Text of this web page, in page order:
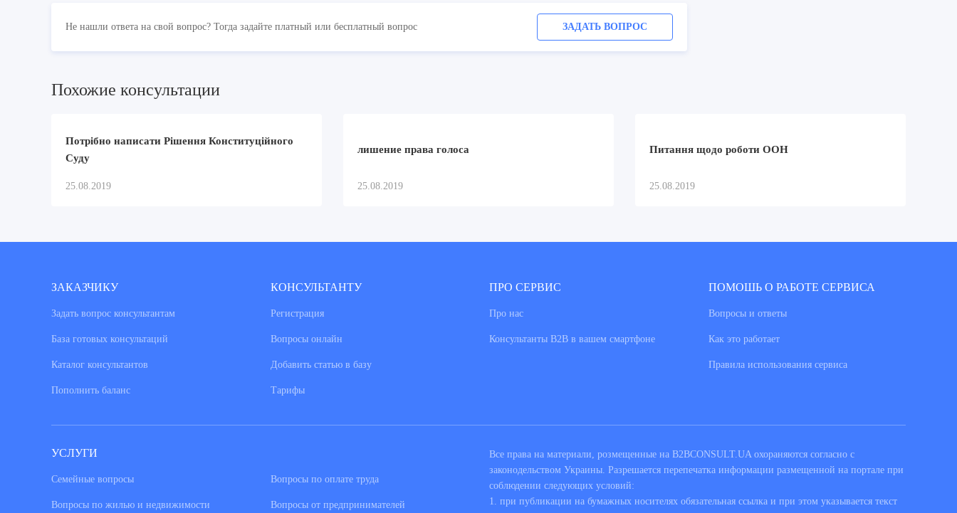
Не нашли ответа на свой вопрос? Тогда задайте платный или бесплатный вопрос ЗАДАТЬ ВОПРОС
Похожие консультации
Потрібно написати Рішення Конституційного
Суду
25.08.2019
лишение права голоса
25.08.2019
Питання щодо роботи ООН
25.08.2019
ЗАКАЗЧИКУ
Задать вопрос консультантам
База готовых консультаций
Каталог консультантов
Пополнить баланс
КОНСУЛЬТАНТУ
Регистрация
Вопросы онлайн
Добавить статью в базу
Тарифы
ПРО СЕРВИС
Про нас
Консультанты В2В в вашем смартфоне
ПОМОШЬ О РАБОТЕ СЕРВИСА
Вопросы и ответы
Как это работает
Правила использования сервиса
УСЛУГИ
Семейные вопросы
Вопросы по жилью и недвижимости
Вопросы по оплате труда
Вопросы от предпринимателей
Все права на материали, розмещенные на B2BCONSULT.UA охораняются согласно с
законодельством Украины. Разрешается перепечатка информации размещенной на портале при
соблюдении следующих условий:
1. при публикации на бумажных носителях обязательная ссылка и при этом указывается текст